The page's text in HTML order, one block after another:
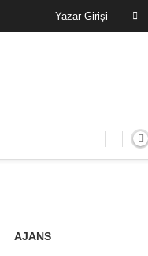
Yazar Girişi
AJANS